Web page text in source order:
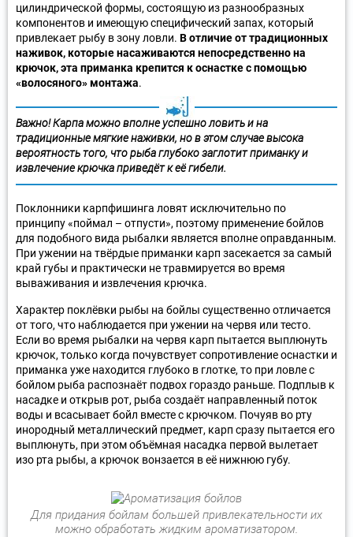
цилиндрической формы, состоящую из разнообразных
компонентов и имеющую специфический запах, который
привлекает рыбу в зону ловли. В отличие от традиционных
наживок, которые насаживаются непосредственно на
крючок, эта приманка крепится к оснастке с помощью
«волосяного» монтажа.
Важно! Карпа можно вполне успешно ловить и на
традиционные мягкие наживки, но в этом случае высока
вероятность того, что рыба глубоко заглотит приманку и
извлечение крючка приведёт к её гибели.
Поклонники карпфишинга ловят исключительно по
принципу «поймал – отпусти», поэтому применение бойлов
для подобного вида рыбалки является вполне оправданным.
При ужении на твёрдые приманки карп засекается за самый
край губы и практически не травмируется во время
вываживания и извлечения крючка.
Характер поклёвки рыбы на бойлы существенно отличается
от того, что наблюдается при ужении на червя или тесто.
Если во время рыбалки на червя карп пытается выплюнуть
крючок, только когда почувствует сопротивление оснастки и
приманка уже находится глубоко в глотке, то при ловле с
бойлом рыба распознаёт подвох гораздо раньше. Подплыв к
насадке и открыв рот, рыба создаёт направленный поток
воды и всасывает бойл вместе с крючком. Почуяв во рту
инородный металлический предмет, карп сразу пытается его
выплюнуть, при этом объёмная насадка первой вылетает
изо рта рыбы, а крючок вонзается в её нижнюю губу.
Для придания бойлам большей привлекательности их
можно обработать жидким ароматизатором.